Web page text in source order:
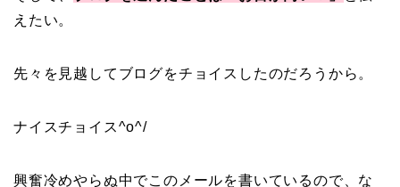
えたい。
先々を見越してブログをチョイスしたのだろうから。
ナイスチョイス^o^/
興奮冷めやらぬ中でこのメールを書いているので、な